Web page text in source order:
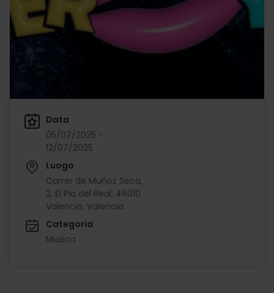
Data
05/07/2025 -
12/07/2025
Luogo
Carrer de Muñoz Seca,
2, El Pla del Real, 46010
Valencia, Valencia
Categoria
Musica